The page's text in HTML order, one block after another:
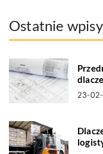
Ostatnie wpisy
23-